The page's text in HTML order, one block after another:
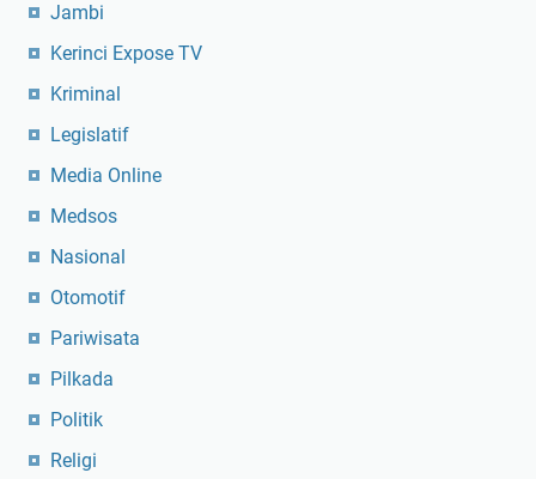
Jambi
Kerinci Expose TV
Kriminal
Legislatif
Media Online
Medsos
Nasional
Otomotif
Pariwisata
Pilkada
Politik
Religi